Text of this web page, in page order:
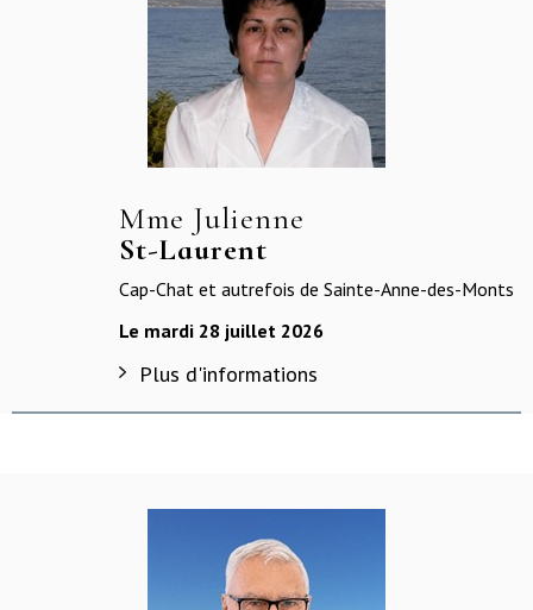
Mme Julienne
St-Laurent
Cap-Chat et autrefois de Sainte-Anne-des-Monts
Le mardi 28 juillet 2026
Plus d'informations